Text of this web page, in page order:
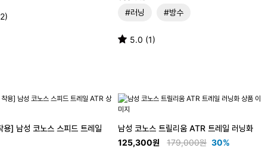
#러닝 #방수
5.0 (1)
용] 남성 코노스 스피드 트레일
남성 코노스 트릴리움 ATR 트레일 러닝화
125,300원
179,000원 30%